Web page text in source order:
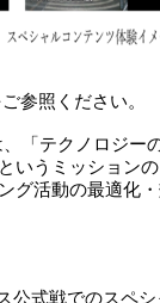
照ください。
、「テクノロジー
いうミッション
グ活動の最適化
公式戦でのスペ